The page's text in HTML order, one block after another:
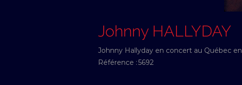
Johnny HALLYDAY
Johnny Hallyday en concert au Québec
Référence :5692